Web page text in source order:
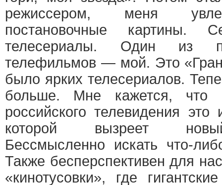
режиссером, меня
постановочные картины.
телесериалы. Один из
телефильмов — мой. Это
было ярких телесериалов.
больше. Мне кажется, что
российского телевидения
которой вызреет
Бессмысленно искать что-
Также бесперспективен для
«кинотусовки», где